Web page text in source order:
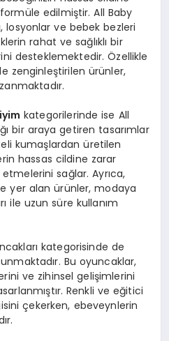
edilmiştir. All Baby
losyonlar ve bebek bezleri
rahat ve sağlıklı bir
desteklemektedir. Özellikle
zenginleştirilen ürünler,
kategorilerinde ise All
bir araya getiren tasarımlar
kumaşlardan üretilen
hassas cildine zarar
sağlar. Ayrıca,
yer alan ürünler, modaya
ile uzun süre kullanım
kategorisinde de
Bu oyuncaklar,
ve zihinsel gelişimlerini
Renkli ve eğitici
çekerken, ebeveynlerin